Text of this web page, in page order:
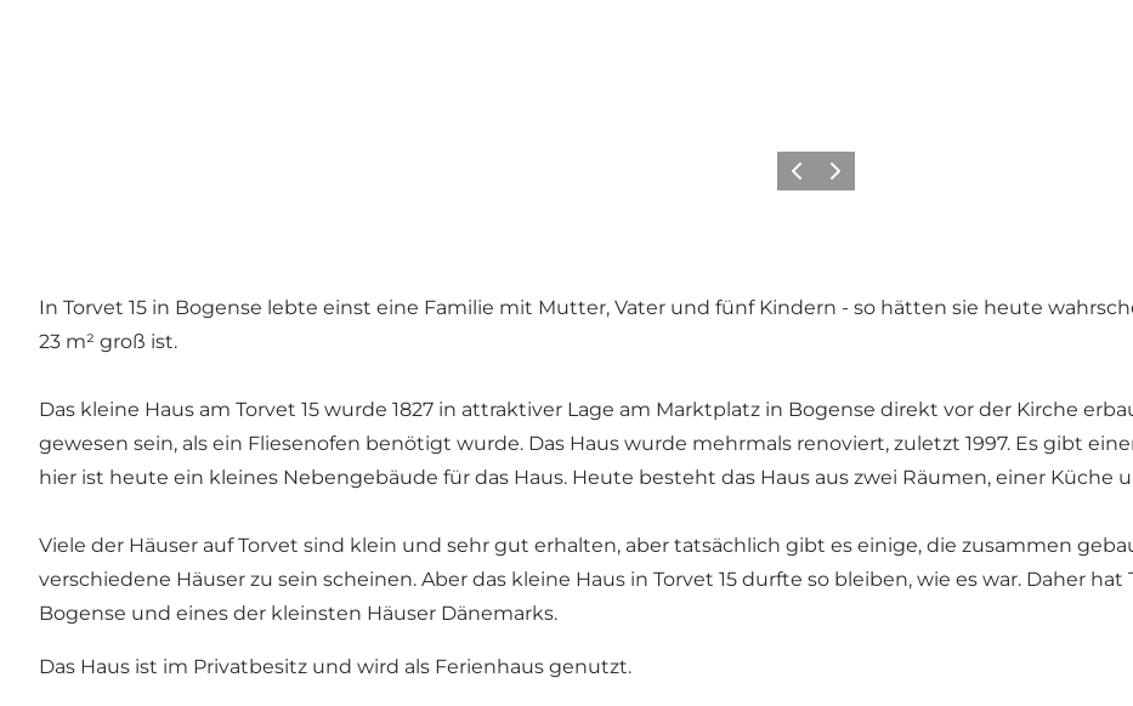
ZurückWeiter
In Torvet 15 in Bogense lebte einst eine Familie mit Mutter, Vater und fünf Kindern - so hätten sie heute
23 m² groß ist.
Das kleine Haus am Torvet 15 wurde 1827 in attraktiver Lage am Marktplatz in Bogense direkt vor der Kirche
gewesen sein, als ein Fliesenofen benötigt wurde. Das Haus wurde mehrmals renoviert, zuletzt 1997. Es gibt
hier ist heute ein kleines Nebengebäude für das Haus. Heute besteht das Haus aus zwei Räumen, einer Küche
Viele der Häuser auf Torvet sind klein und sehr gut erhalten, aber tatsächlich gibt es einige, die zusammen
verschiedene Häuser zu sein scheinen. Aber das kleine Haus in Torvet 15 durfte so bleiben, wie es war. Daher
Bogense und eines der kleinsten Häuser Dänemarks.
Das Haus ist im Privatbesitz und wird als Ferienhaus genutzt.